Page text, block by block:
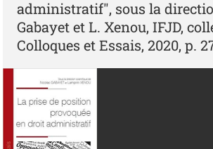
administratif", sous la
Gabayet et L. Xenou, IFJD,
Colloques et Essais, 2020, p.